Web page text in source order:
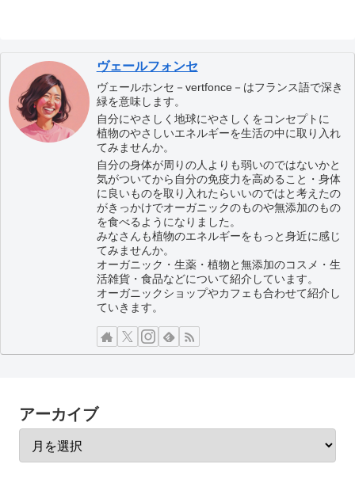
ヴェールフォンセ
ヴェールホンセ－vertfonce－はフランス語で深き
緑を意味します。
自分にやさしく地球にやさしくをコンセプトに
植物のやさしいエネルギーを生活の中に取り入れ
てみませんか。
自分の身体が周りの人よりも弱いのではないかと
気がついてから自分の免疫力を高めること・身体
に良いものを取り入れたらいいのではと考えたの
がきっかけでオーガニックのものや無添加のもの
を食べるようになりました。
みなさんも植物のエネルギーをもっと身近に感じ
てみませんか。
オーガニック・生薬・植物と無添加のコスメ・生
活雑貨・食品などについて紹介しています。
オーガニックショップやカフェも合わせて紹介し
ていきます。
アーカイブ